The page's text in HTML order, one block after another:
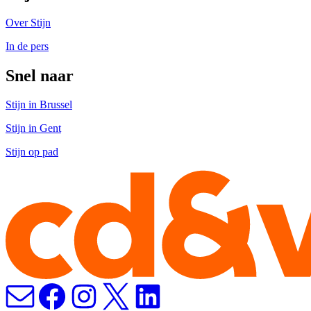
Over Stijn
In de pers
Snel naar
Stijn in Brussel
Stijn in Gent
Stijn op pad